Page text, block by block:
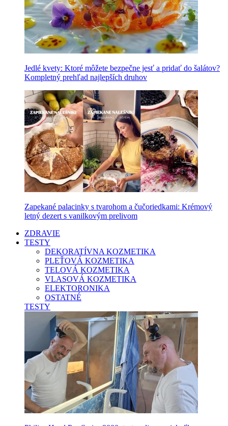
Jedlé kvety: Ktoré môžete bezpečne jesť a pridať do šalátov?
Kompletný prehľad najlepších druhov
Zapekané palacinky s tvarohom a čučoriedkami: Krémový
letný dezert s vanilkovým prelivom
ZDRAVIE
TESTY
DEKORATÍVNA KOZMETIKA
PLEŤOVÁ KOZMETIKA
TELOVÁ KOZMETIKA
VLASOVÁ KOZMETIKA
ELEKTORONIKA
OSTATNÉ
TESTY